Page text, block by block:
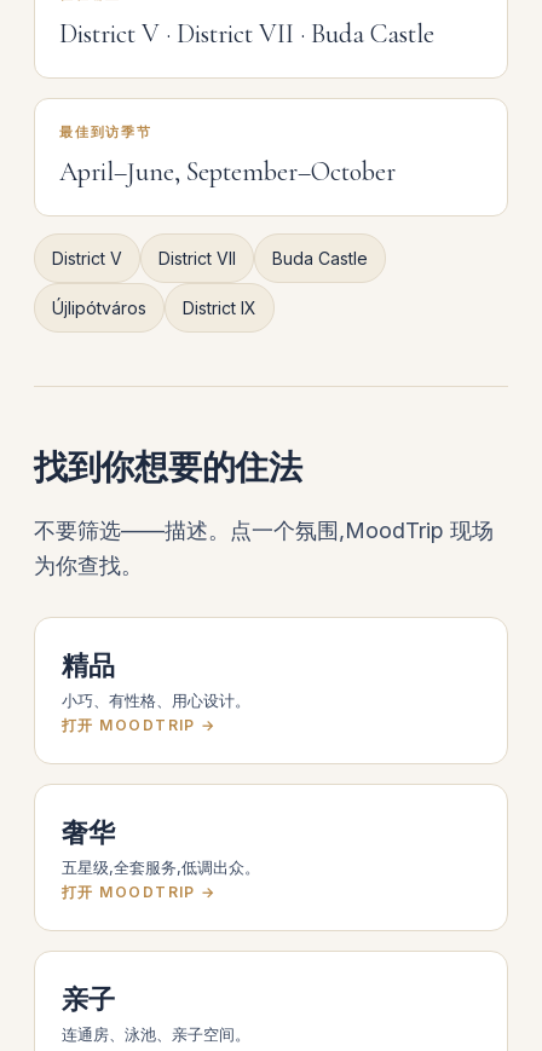
District V · District VII · Buda Castle
最佳到访季节
April–June, September–October
District V District VII Buda Castle
Újlipótváros District IX
找到你想要的住法
不要筛选——描述。点一个氛围,MoodTrip 现场
为你查找。
精品
小巧、有性格、用心设计。
打开 MOODTRIP →
奢华
五星级,全套服务,低调出众。
打开 MOODTRIP →
亲子
连通房、泳池、亲子空间。